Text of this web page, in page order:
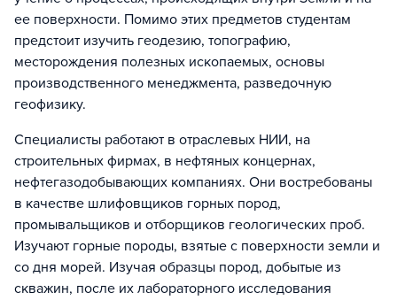
ее поверхности. Помимо этих предметов студентам
предстоит изучить геодезию, топографию,
месторождения полезных ископаемых, основы
производственного менеджмента, разведочную
геофизику.
Специалисты работают в отраслевых НИИ, на
строительных фирмах, в нефтяных концернах,
нефтегазодобывающих компаниях. Они востребованы
в качестве шлифовщиков горных пород,
промывальщиков и отборщиков геологических проб.
Изучают горные породы, взятые с поверхности земли и
со дня морей. Изучая образцы пород, добытые из
скважин, после их лабораторного исследования